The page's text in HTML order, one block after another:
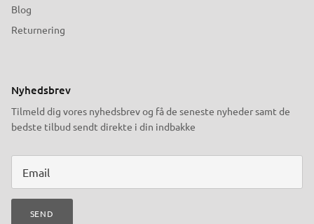
Blog
Returnering
Nyhedsbrev
Tilmeld dig vores nyhedsbrev og få de seneste nyheder samt de
bedste tilbud sendt direkte i din indbakke
SEND